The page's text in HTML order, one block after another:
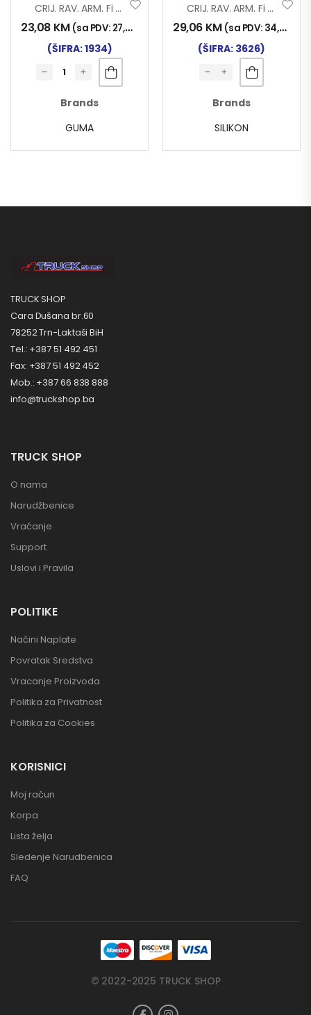
CRIJ. RAV. ARM. Fi 50×1000
23,08 KM (sa PDV: 27,00
(ŠIFRA: 1934)
Brands
GUMA
CRIJ. RAV. ARM. Fi 45×1000 SILIKON
29,06 KM (sa PDV: 34,00
(ŠIFRA: 3626)
Brands
SILIKON
TRUCK SHOP
Cara Dušana br.60
78252 Trn-Laktaši BiH
Tel.: +387 51 492 451
Fax: +387 51 492 452
Mob.: +387 66 838 888
info@truckshop.ba
TRUCK SHOP
O nama
Narudžbenice
Vraćanje
Support
Uslovi i Pravila
POLITIKE
Načini Naplate
Povratak Sredstva
Vracanje Proizvoda
Politika za Privatnost
Politika za Cookies
KORISNICI
Moj račun
Korpa
Lista želja
Sledenje Narudbenica
FAQ
© 2022-2025 TRUCK SHOP